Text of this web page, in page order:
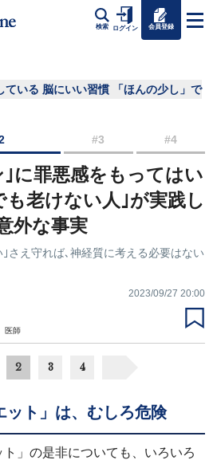
検索 ログイン 会員登録
ている 脳にいい習慣 「ほんの少し」で
#3 #4
に罪悪感をもってはい
老けない人｣が実践し
外な事実
｣さえ守れば､神経質に考える必要はない
2023/09/27 20:00
医師
2 3 4
ット」は、むしろ危険
」の是非についても、いろいろ